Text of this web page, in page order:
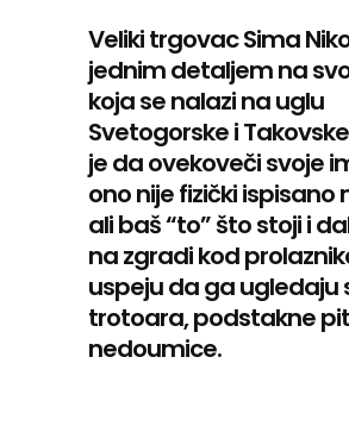
Veliki trgovac Sima
jednim detaljem na
koja se nalazi na uglu
Svetogorske i
je da ovekoveči svoje
ono nije fizički ispisano
ali baš “to” što stoji i
na zgradi kod
uspeju da ga ugledaju
trotoara, podstakne
nedoumice.